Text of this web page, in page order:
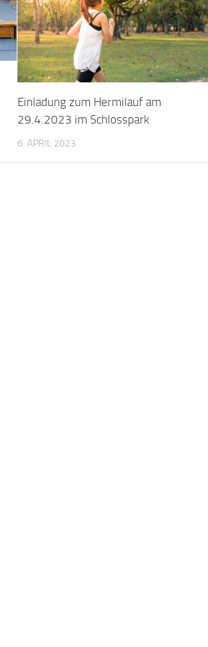
Einladung zum Hermilauf am
29.4.2023 im Schlosspark
6. APRIL 2023